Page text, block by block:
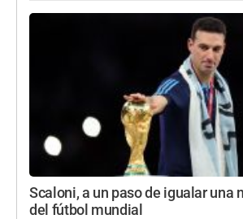
Scaloni, a un paso de igualar una
del fútbol mundial